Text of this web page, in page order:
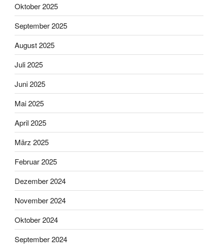
Oktober 2025
September 2025
August 2025
Juli 2025
Juni 2025
Mai 2025
April 2025
März 2025
Februar 2025
Dezember 2024
November 2024
Oktober 2024
September 2024